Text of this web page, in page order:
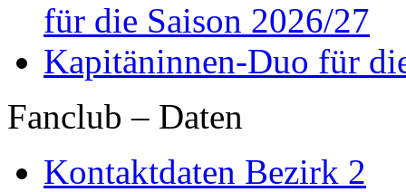
für die Saison 2026/27
Kapitäninnen-Duo für
Fanclub – Daten
Kontaktdaten Bezirk 2